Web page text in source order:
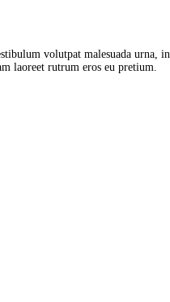
volutpat malesuada urna, in
laoreet rutrum eros eu pretium.